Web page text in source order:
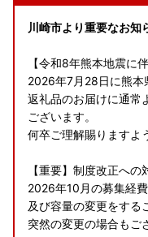
川崎市より重要なお知
【令和8年熊本地震に
2026年7月28日に熊本
返礼品のお届けに通常
ございます。
何卒ご理解賜りますよ
【重要】制度改正へ
2026年10月の募集経
及び容量の変更をする
突然の変更の場合もご